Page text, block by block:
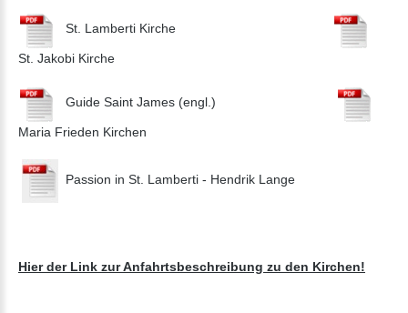
St. Lamberti Kirche
St. Jakobi Kirche
Guide Saint James (engl.)
Maria Frieden Kirchen
Passion in St. Lamberti - Hendrik Lange
Hier der Link zur Anfahrtsbeschreibung zu den Kirchen!